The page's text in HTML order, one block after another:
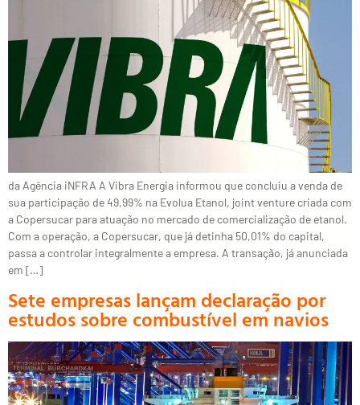
da Agência iNFRA A Vibra Energia informou que concluiu a venda de
sua participação de 49,99% na Evolua Etanol, joint venture criada com
a Copersucar para atuação no mercado de comercialização de etanol.
Com a operação, a Copersucar, que já detinha 50,01% do capital,
passa a controlar integralmente a empresa. A transação, já anunciada
em […]
Sete empresas lançam declaração por
estudos sobre combustível em navios